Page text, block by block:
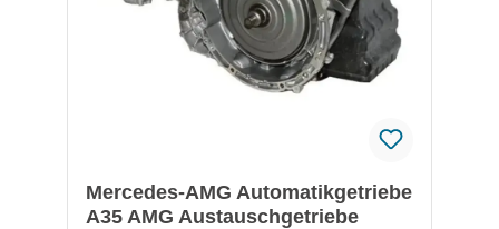
Mercedes-AMG Automatikgetriebe
A35 AMG Austauschgetriebe